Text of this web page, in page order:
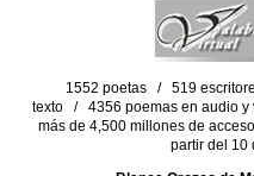
1552 poetas / 519
texto / 4356 poemas en audio
más de 4,500 millones de
partir del 10